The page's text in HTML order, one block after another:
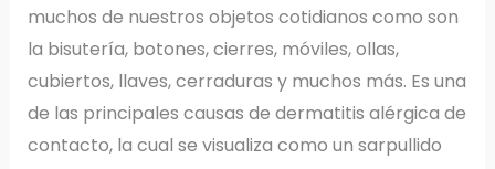
muchos de nuestros objetos cotidianos como son
la bisutería, botones, cierres, móviles, ollas,
cubiertos, llaves, cerraduras y muchos más. Es una
de las principales causas de dermatitis alérgica de
contacto, la cual se visualiza como un sarpullido